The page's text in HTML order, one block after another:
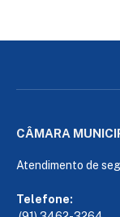
CÂMARA
Atendimento de
Telefone: